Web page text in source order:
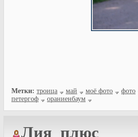
Метки: троица май моё фото фото
петергоф
ораниенбаум
Лия_плюс